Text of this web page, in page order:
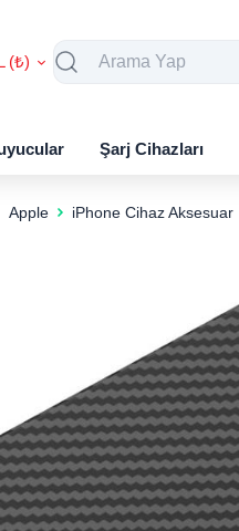
(₺)
Şarj Cihazları
Apple iPhone Cihaz Aksesuar